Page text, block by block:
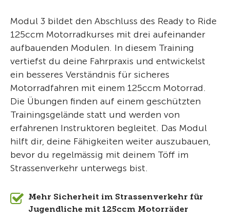
Modul 3 bildet den Abschluss des Ready to Ride
125ccm Motorradkurses mit drei aufeinander
aufbauenden Modulen. In diesem Training
vertiefst du deine Fahrpraxis und entwickelst
ein besseres Verständnis für sicheres
Motorradfahren mit einem 125ccm Motorrad.
Die Übungen finden auf einem geschützten
Trainingsgelände statt und werden von
erfahrenen Instruktoren begleitet. Das Modul
hilft dir, deine Fähigkeiten weiter auszubauen,
bevor du regelmässig mit deinem Töff im
Strassenverkehr unterwegs bist.
Mehr Sicherheit im Strassenverkehr für
Jugendliche mit 125ccm Motorräder